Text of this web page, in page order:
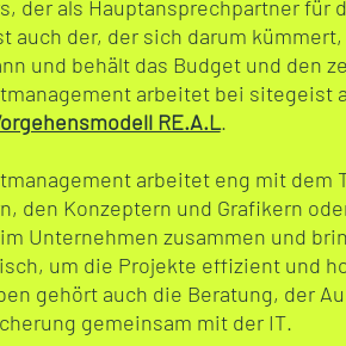
der als Hauptansprechpartner für
auch der, der sich darum
und behält das Budget und den
arbeitet bei sitegeist
RE.A.L.
arbeitet eng mit dem
den Konzeptern und Grafikern
Unternehmen zusammen und
um die Projekte effizient und
gehört auch die Beratung, der
gemeinsam mit der IT.